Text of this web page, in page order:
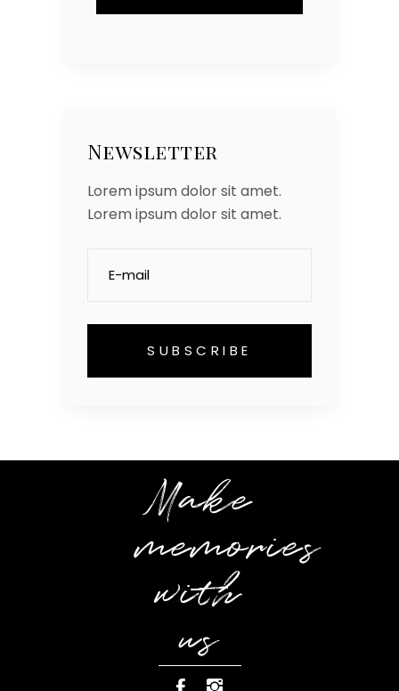
Newsletter
Lorem ipsum dolor sit amet.
Lorem ipsum dolor sit amet.
Make
memories
with
us